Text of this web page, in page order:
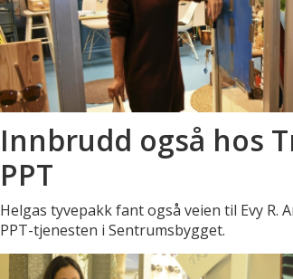
Innbrudd også hos
PPT
Helgas tyvepakk fant også veien til Evy R.
PPT-tjenesten i Sentrumsbygget.